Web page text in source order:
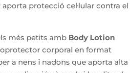
protecció cel·lular contra el
més petits amb Body Lotion
corporal en format
a nens i nadons que aporta alta